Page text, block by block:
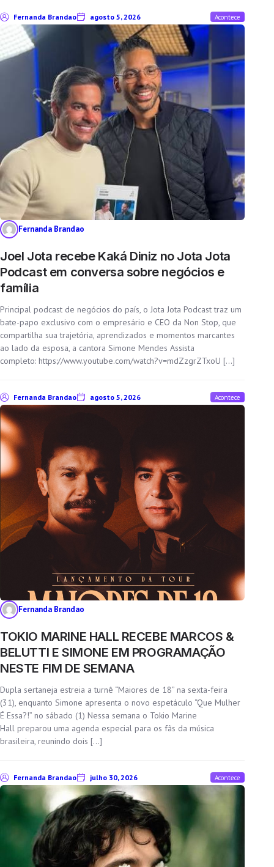
Fernanda Brandao agosto 5, 2026 Acontece
Fernanda Brandao
Joel Jota recebe Kaká Diniz no Jota Jota
Podcast em conversa sobre negócios e
família
Principal podcast de negócios do país, o Jota Jota Podcast traz um
bate-papo exclusivo com o empresário e CEO da Non Stop, que
compartilha sua trajetória, aprendizados e momentos marcantes
ao lado da esposa, a cantora Simone Mendes Assista
completo: https://www.youtube.com/watch?v=mdZzgrZTxoU […]
Fernanda Brandao agosto 5, 2026 Acontece
Fernanda Brandao
TOKIO MARINE HALL RECEBE MARCOS &
BELUTTI E SIMONE EM PROGRAMAÇÃO
NESTE FIM DE SEMANA
Dupla sertaneja estreia a turnê “Maiores de 18” na sexta-feira
(31), enquanto Simone apresenta o novo espetáculo “Que Mulher
É Essa?!” no sábado (1) Nessa semana o Tokio Marine
Hall preparou uma agenda especial para os fãs da música
brasileira, reunindo dois […]
Fernanda Brandao julho 30, 2026 Acontece